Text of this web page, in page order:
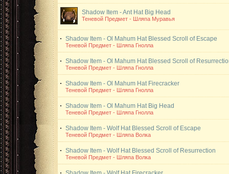
Shadow Item - Ant Hat Big Head
Теневой Предмет - Шляпа Муравья
Shadow Item - Ol Mahum Hat Blessed Scroll of Escape
Теневой Предмет - Шляпа Гнолла
Shadow Item - Ol Mahum Hat Blessed Scroll of
Теневой Предмет - Шляпа Гнолла
Shadow Item - Ol Mahum Hat Firecracker
Теневой Предмет - Шляпа Гнолла
Shadow Item - Ol Mahum Hat Big Head
Теневой Предмет - Шляпа Гнолла
Shadow Item - Wolf Hat Blessed Scroll of Escape
Теневой Предмет - Шляпа Волка
Shadow Item - Wolf Hat Blessed Scroll of Resurrection
Теневой Предмет - Шляпа Волка